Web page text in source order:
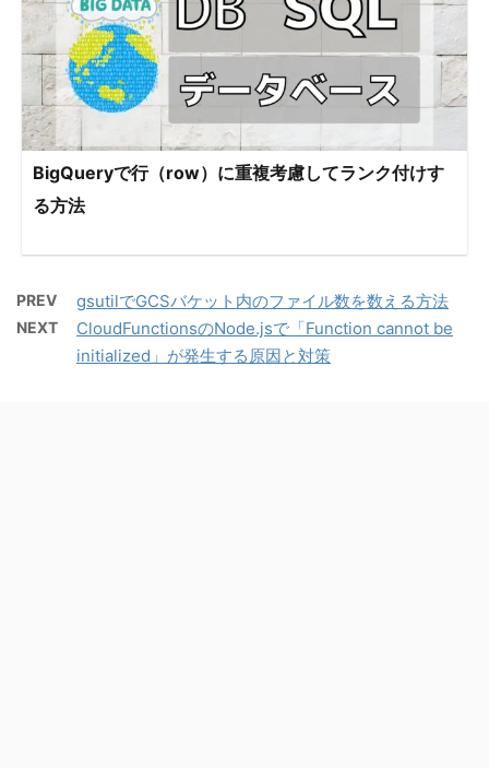
BigQueryで行（row）に重複考慮してランク付けす
る方法
PREV gsutilでGCSバケット内のファイル数を数える方法
NEXT
CloudFunctionsのNode.jsで「Function cannot be
initialized」が発生する原因と対策